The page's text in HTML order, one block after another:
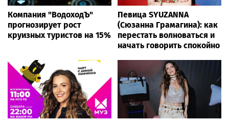
Компания "ВодоходЪ"
прогнозирует рост
круизных туристов на 15%
Певица SYUZANNA
(Сюзанна Грамагина): как
перестать волноваться и
начать говорить спокойно